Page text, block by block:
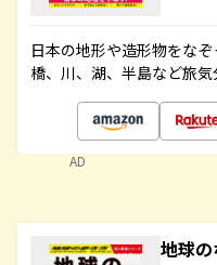
日本の地形や造形物をな
橋、川、湖、半島など旅
AD
地球